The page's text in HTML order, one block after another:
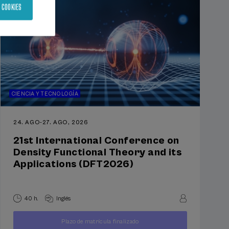
CIENCIA Y TECNOLOGÍA
24. AGO-27. AGO, 2026
21st International Conference on
Density Functional Theory and its
Applications (DFT2026)
40 h. Inglés
... DESDE250
Últimas
Gratuito
Fecha
Plazo de matrícula finalizado